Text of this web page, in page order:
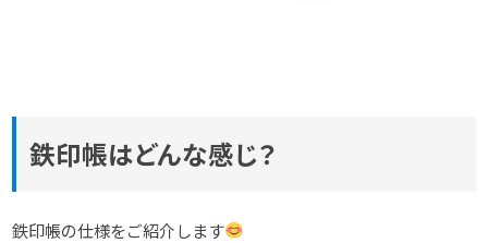
鉄印帳はどんな感じ？
鉄印帳の仕様をご紹介します